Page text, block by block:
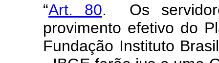
“Art. 80. Os
provimento efetivo do
Fundação Instituto